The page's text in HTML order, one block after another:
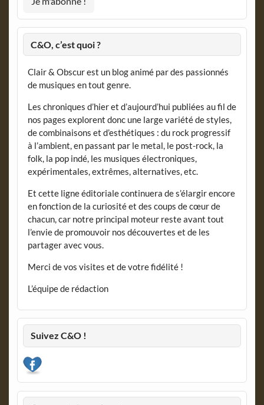
C&O, c’est quoi ?
Clair & Obscur est un blog animé par des passionnés
de musiques en tout genre.
Les chroniques d’hier et d’aujourd’hui publiées au fil de
nos pages explorent donc une large variété de styles,
de combinaisons et d’esthétiques : du rock progressif
à l’ambient, en passant par le metal, le post-rock, la
folk, la pop indé, les musiques électroniques,
expérimentales, extrêmes, alternatives, etc.
Et cette ligne éditoriale continuera de s’élargir encore
en fonction de la curiosité et des coups de cœur de
chacun, car notre principal moteur reste avant tout
l’envie de promouvoir nos découvertes et de les
partager avec vous.
Merci de vos visites et de votre fidélité !
L’équipe de rédaction
Suivez C&O !